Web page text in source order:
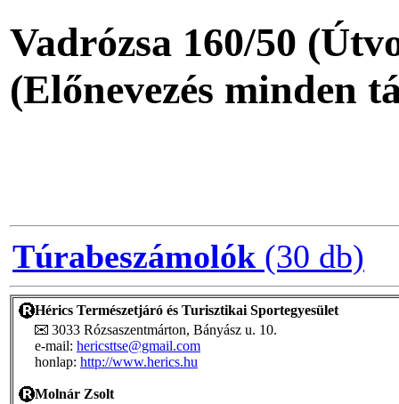
Vadrózsa 160/50
(Előnevezés minden
Túrabeszámolók (30 db)
Hérics Természetjáró és Turisztikai Sportegyesület
3033 Rózsaszentmárton, Bányász u. 10.
e-mail: hericsttse@gmail.com
honlap: http://www.herics.hu
Molnár Zsolt